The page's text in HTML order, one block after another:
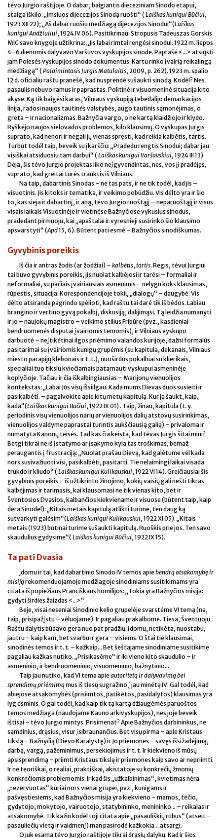
tėvo Jurgio raštijoje. O dabar, baigiantis dieceziniam Sinodo etapui,
staiga iškilo: „imsiuos dijecezijos Sinodą ruošti“ ( Laiškas kunigui Būčiui,
1923 XII 22); „Aš dabar ruošiu medžiagą dijecezijos Sinodui“(Laiškas
kunigui Andžiuliui, 1924 IV 06). Pasitikrinau. Stropusis Tadeuszas Gorskis
MIC savo knygoje užtikrina: „Jis labai rimtai rengėsi sinodui. 1922 m. liepos
4–6 dienomis dalyvavo Varšuvos vyskupijos sinode. Paprašė <...> atsiųsti
jam Polesės vyskupijos sinodo dokumentus. Kartu rinko įvairią reikalingą
medžiagą“ ( Palaimintasis Jurgis Matulaitis, 2009, p. 262). 1923 m. spalio
12 d. oficialiu raštu pranešė, kad nusprendė sušaukti sinodą. Kodėl? Nes
pasaulis nebuvo ramus ir paprastas. Politinė ir visuomeninė situacija kito
akyse. Ką tik baigėsi karas, Vilniaus vyskupiją tebedalijo demarkacijos
linija, radosi naujos tautinės valstybės, augo tautinis sąmonėjimas, o
greta – ir nacionalizmas. Bažnyčia vargo, o ne kartą klaidžiojo ir klydo.
Ryškėjo naujos sielovados problemos, kilo klausimų. O vyskupas Jurgis
suprato, kad nenori ir negali jų vienas spręsti, kad reikia kalbėtis, tartis.
Turbūt todėl taip, beveik su įkarščiu: „Pradedu rengtis Sinodui; dabar jau
visiškai atsiduosiu tam darbui“ ( Laiškas kunigui Varšavskiui, 1924 III 13)
Deja, šis tėvo Jurgio projektas liko neįgyvendintas, nes, vos jį pradėjęs,
suprato, kad greitai turės trauktis iš Vilniaus.
Na taip, dabartinis Sinodas – ne tas pats, ir ne tik todėl, kad jis –
visuotinis. Jis kitoks ir tematika, ir veikimo pobūdžiu. Vis dėlto yra ir šio
to, kas sieja ir dabartinį, ir aną, tėvo Jurgio ruoštąjį – neparuoštąjį ir visus
visais laikais Visuotinėje ir vietinėse Bažnyčiose vykusius sinodus,
pradedant pirmuoju, kai „apaštalai ir vyresnieji susirinko šio klausimo
apsvarstyti“ (Apd15, 6). Būtent pati esmė – Bažnyčios sinodiškumas.
Gyvybinis poreikis
Iš čia ir antras žodis (ar žodžiai) – kalbėtis, tartis. Regis, tėvui Jurgiui
tai buvo gyvybinis poreikis, jis nuolat kalbėjosi ir tarėsi – formaliai ir
neformaliai, su pačiais įvairiausiais asmenimis – nelygu koks klausimas,
rūpestis, situacija. Korespondencijoje tokių „dialogų“ – daugybė. Vis
dėlto atsiranda pagrindo spėlioti, kad raštu tai darė tik iš bėdos. Labiau
brangino ir vertino gyvą pokalbį, diskusiją, dalijimąsi. Tą leidžia numanyti
ir jo – naujokų magistro – veikimo stilius Fribūre (pvz., kasdieniai
bendruomenės disputai įvairiomis temomis), ir Vilniaus vyskupo
darbuotė – neįtikėtinai ilgos priėmimo valandos kurijoje, dažni formalūs
pasitarimai su įvairiomis kunigų grupėmis (su kapitula, dekanais, Vilniaus
miesto parapijų klebonais ir t. t.), nuoširdūs pokalbiai su klierikais,
specialiai tuo tikslu kviečiamais patarnauti vyskupui asmeninėje
koplyčioje. Tačiau ir čia iškalbingiausias – Marijonų vienuolijos
kontekstas: „Labai Jūs visų išsiilgau. Kada mums Dievas duos susieiti ir
pasikalbėti. – pagalvokite apie kitų metų kapitulą. Kur ją šaukt, kaip,
kada“(Laiškas kunigui Būčiui, 1922 IX 01) . Taip, žinau, kapitula (t. y.
periodinis visų vienuolijos narių ar vienuolijos dalių atstovų susirinkimas,
vienuolijos valdyme paprastai turintis aukščiausią galią) – privaloma ir
numatyta Kanonų teisės. Tad kas čia keista, kad tėvas Jurgis šitai mini?
Betgi tikrai ne iš įstatymo ar įsakymo kyla tas troškimas, bemaž
peraugantis į frustraciją: „Nuolat prašau Dievą, kad galėtume vėl kada
nors susivažiuoti visi, pasikalbėti, pasitarti. Tie nelaimingi laikai visada
trukdo ir kliudo“ ( Laiškas kunigui Kulikauskui, 1922 VI 14). Greičiausiai šis
gyvybinis poreikis – iš užtikrinto žinojimo, kokių vaisių gali nešti tikras
kalbėjimas ir tarimasis, kai klausomasi ne tik vienas kito, bet ir
Šventosios Dvasios, kalbančios kiekviename ir visuose (būtent taip, kaip
dera Sinode!): „Kitais metais kapitulą atlikti turime, ten daug ką
sutvarkyti galėsim“(Laiškas kunigui Kulikauskui, 1922 XI 05). „Kitais
metais (1923) būtinai turime sušaukti kapitulą. Ruoškis prie jos. Ten savo
skaudulius gydysime“( Laiškas kunigui Būčiui, 1922 IX 15).
Ta pati Dvasia
Įdomu ir tai, kad dabartinio Sinodo IV temos apiebendrą atsakomybę ir
misijąrekomenduojamoje medžiagoje sinodiniams susitikimams yra
citata iš popiežiaus Pranciškaus homilijos: „Tokia yra Bažnyčios misija:
gydyti širdies žaizdas <...>“
Beje, visai neseniai Sinodinio kelio grupelėje svarstėme VI temą (na,
taip, prisipažįstu – vėluojame). Ir pagaliau prakalbome. Tiesa, Šventuoju
Raštu dalytis būdavo gera nuo pat pradžių: įdomu, netikėta, nuostabu,
jautru – kaip kam, bet svarbu ir gera – visiems. O štai tie klausimai,
sinodinės temos ir t. t. – kažkaip... Bet šeštajame sinodiniame susitikime
pagaliau kažkas nutiko. „Prisikasėme“ ir iki vieno kito skaudulio – ir
asmeninio, ir bendruomeninio, visuomeninio, bažnytinio...
Taip jau nutiko, kad VI tema apieautoritetą ir dalyvavimą bei
sprendimų priėmimąmus iš tiesų sugražino į jau minėtą IV. Gal todėl, kad
abiejose atsakomybės (prisiimtos, patikėtos, pasidalytos) klausimas yra
lyg esminis. O gal todėl, kad kaip tik tą kartą džiaugėmės paruoštos
temos medžiaga (naudojame Kauno arkivyskupijos), nes joje beveik
ištisai – tėvo Jurgio mintys. Prisimenat? Apie Bažnyčios darbininkus, ne
samdinius, drąsius, visur įsibraunančius. Bet visų pirma – apie Kristaus
tikslą – Bažnyčią (Dievo Karalystę) ir Jo priemones – savęs išsižadėjimą,
darbą, vargą, pažeminimus, persekiojimus ir t. t. Ir kiekvieno iš mūsų
apsisprendimą – priimti Kristaus tikslą ir priemones kaip savo ar nepriimti.
Ir ne teoriškai, o realiai, praktiškai, akistatoje su konkrečių žmonių
konkrečiomis problemomis. Ir kad šis „užkalbinimas“, kvietimas nėra
„rezervuotas“ kuriai nors vienai grupei, pvz., kunigams ir
pašvęstiesiems, kad Bažnyčios misija yra kiekvieno – mamos, tėčio,
gydytojo, mokytojo, vairuotojo, statybininko, menininko... – reikalas ir
atsakomybė. Tik kažin kodėl toji citata apie „pasauliškių rūbus“ (atseit –
pasauliečių vietą ir vaidmenį) man pasirodė kažkokia... atsargi.
O juk esama tėvo Jurgio raštijoje tikrai drąsių dalykų. Kad ir šios